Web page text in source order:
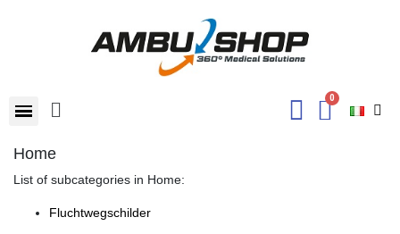
Home
List of subcategories in Home:
Fluchtwegschilder